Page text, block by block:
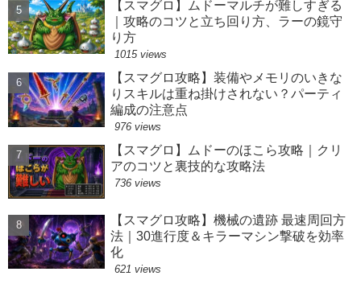
【スマグロ】ムドーマルチが難しすぎる
｜攻略のコツと立ち回り方、ラーの鏡守
り方
1015 views
【スマグロ攻略】装備やメモリのいきな
りスキルは重ね掛けされない？パーティ
編成の注意点
976 views
【スマグロ】ムドーのほこら攻略｜クリ
アのコツと裏技的な攻略法
736 views
【スマグロ攻略】機械の遺跡 最速周回方
法｜30進行度＆キラーマシン撃破を効率
化
621 views